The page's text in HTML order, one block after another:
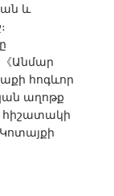
և
Անմար
հոգևոր
աղոթք
հիշատակի